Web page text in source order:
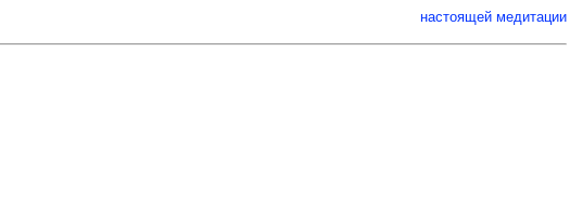
настоящей медитации